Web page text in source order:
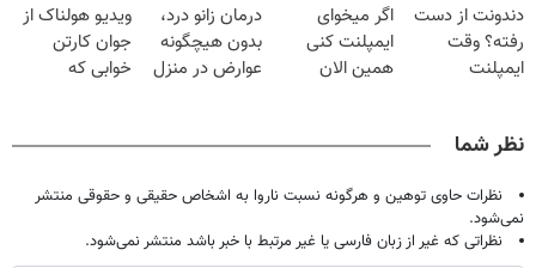
تحمل میکنی؟❗
خانگی
◗پرسش‌نامه◖
دندونت از دست
رفته؟ وقت
ایمپلنت
اگر میخوای
ایمپلنت کنی
همین الان
تومان!!!
درمان زانو درد،
بدون هیچگونه
عوارض در منزل
ویدیو هولناک از
جوان کارتن
خوابی که
نظر شما
نظرات حاوی توهین و هرگونه نسبت ناروا به اشخاص حقیقی و حقوقی منتشر
نمی‌شود.
نظراتی که غیر از زبان فارسی یا غیر مرتبط با خبر باشد منتشر نمی‌شود.